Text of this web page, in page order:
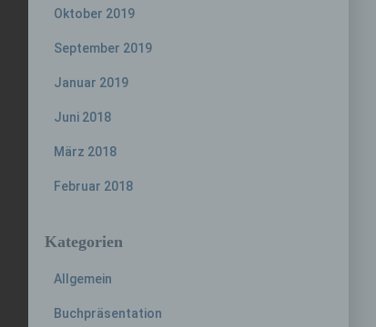
Oktober 2019
September 2019
Januar 2019
Juni 2018
März 2018
Februar 2018
Kategorien
Allgemein
Buchpräsentation